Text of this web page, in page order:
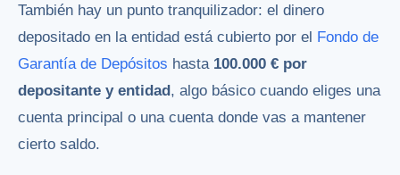
También hay un punto tranquilizador: el dinero
depositado en la entidad está cubierto por el Fondo de
Garantía de Depósitos hasta 100.000 € por
depositante y entidad, algo básico cuando eliges una
cuenta principal o una cuenta donde vas a mantener
cierto saldo.